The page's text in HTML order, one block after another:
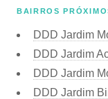
BAIRROS
DDD Jardim
DDD Jardim
DDD Jardim
DDD Jardim